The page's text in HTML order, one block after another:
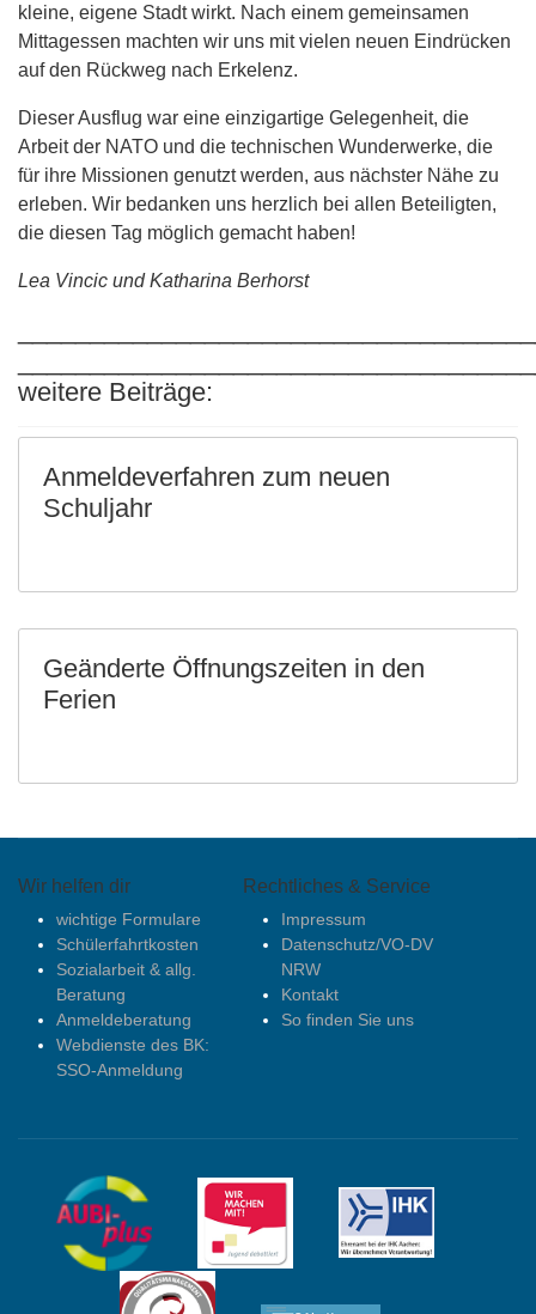
kleine, eigene Stadt wirkt. Nach einem gemeinsamen
Mittagessen machten wir uns mit vielen neuen Eindrücken
auf den Rückweg nach Erkelenz.
Dieser Ausflug war eine einzigartige Gelegenheit, die
Arbeit der NATO und die technischen Wunderwerke, die
für ihre Missionen genutzt werden, aus nächster Nähe zu
erleben. Wir bedanken uns herzlich bei allen Beteiligten,
die diesen Tag möglich gemacht haben!
Lea Vincic und Katharina Berhorst
weitere Beiträge:
Anmeldeverfahren zum neuen
Schuljahr
Geänderte Öffnungszeiten in den
Ferien
Wir helfen dir
wichtige Formulare
Schülerfahrtkosten
Sozialarbeit & allg.
Beratung
Anmeldeberatung
Webdienste des BK:
SSO-Anmeldung
Rechtliches & Service
Impressum
Datenschutz/VO-DV
NRW
Kontakt
So finden Sie uns